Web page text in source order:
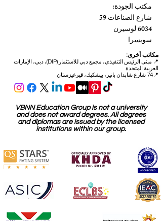
مكتب الجودة:
شارع الصناعات 59
6034 لوسيرن
سويسرا
مكاتب أخرى:
📍
مبنى الرئيس التنفيذي، مجمع دبي للاستثمار (DIP)، دبي، الإمارات
العربية المتحدة
📍74 شارع شابدان باتير، بيشكيك، قيرغيزستان
VBNN Education Group is not a university
and does not award degrees. All degrees
and diplomas are issued by the licensed
institutions within our group.